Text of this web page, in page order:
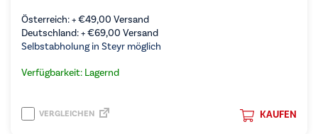
Österreich: +€49,00 Versand
Deutschland: +€69,00 Versand
Selbstabholung in Steyr möglich
Verfügbarkeit: Lagernd
KAUFEN
VERGLEICHEN